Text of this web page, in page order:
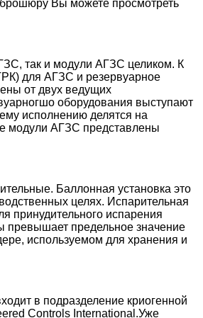
Вы можете просмотреть
так и модули АГЗС целиком. К
для АГЗС и резервуарное
от двух ведущих
оборудования выступают
исполнению делятся на
модули АГЗС представлены
Баллонная установка это
целях. Испарительная
принудительного испарения
превышает предельное значение
используемом для хранения и
в подразделение криогенной
Controls International.Уже